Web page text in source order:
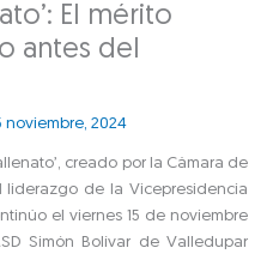
El mérito
antes del
noviembre, 2024
creado por la Cámara de
liderazgo de la Vicepresidencia
el viernes 15 de noviembre
Simón Bolívar de Valledupar